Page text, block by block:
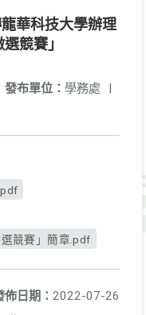
華科技大學辦理
競賽」
發布單位： 學務處 |
競賽」簡章.pdf
佈日期： 2022-07-26